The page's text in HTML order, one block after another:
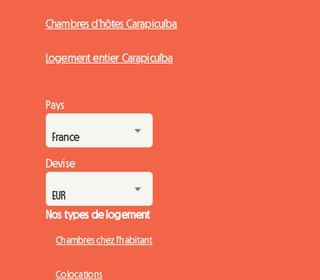
Chambres d'hôtes Carapicuíba
Logement entier Carapicuíba
Pays
Devise
Nos types de logement
Chambres chez l'habitant
Colocations